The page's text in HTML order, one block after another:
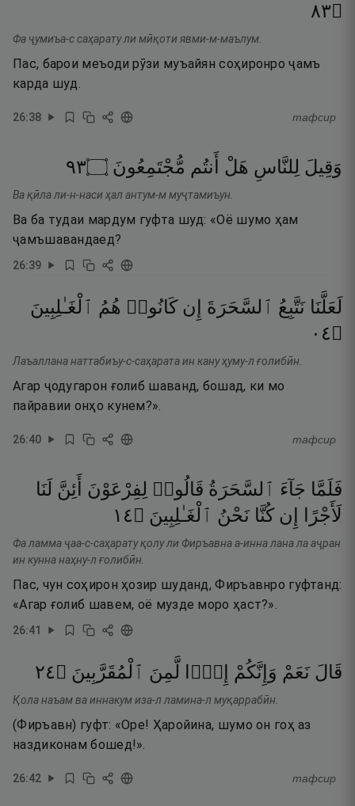
۝٣٨
Фа ҷумиъа-с саҳарату ли мӣқоти явми-м-маълум.
Пас, барои меъоди рӯзи муъайян соҳиронро ҷамъ
карда шуд.
26:38 тафсир
وَقِيلَ لِلنَّاسِ هَلْ أَنتُم مُّجْتَمِعُونَ ۝٣٩
Ва қӣла ли-н-наси ҳал антум-м муҷтамиъун.
Ва ба тудаи мардум гуфта шуд: «Оё шумо ҳам
ҷамъшавандаед?
26:39
لَعَلَّنَا نَتَّبِعُ ٱلسَّحَرَةَ إِن كَانُوا۟ هُمُ ٱلْغَـٰلِبِينَ
۝٤٠
Лаъаллана наттабиъу-с-саҳарата ин кану ҳуму-л ғолибӣн.
Агар ҷодугарон ғолиб шаванд, бошад, ки мо
пайравии онҳо кунем?».
26:40 тафсир
فَلَمَّا جَآءَ ٱلسَّحَرَةُ قَالُوا۟ لِفِرْعَوْنَ أَئِنَّ لَنَا
لَأَجْرًا
إِن كُنَّا نَحْنُ ٱلْغَـٰلِبِينَ ۝٤١
Фа ламма ҷаа-с-саҳарату қолу ли Фиръавна а-инна лана ла аҷран
ин кунна наҳну-л ғолибӣн.
Пас, чун соҳирон ҳозир шуданд, Фиръавнро гуфтанд:
«Агар ғолиб шавем, оё музде моро ҳаст?».
26:41
قَالَ نَعَمْ وَإِنَّكُمْ إِذًۭا لَّمِنَ ٱلْمُقَرَّبِينَ ۝٤٢
Қола наъам ва иннакум иза-л ламина-л муқаррабӣн.
(Фиръавн) гуфт: «Оре! Ҳаройина, шумо он гоҳ аз
наздиконам бошед!».
26:42 тафсир